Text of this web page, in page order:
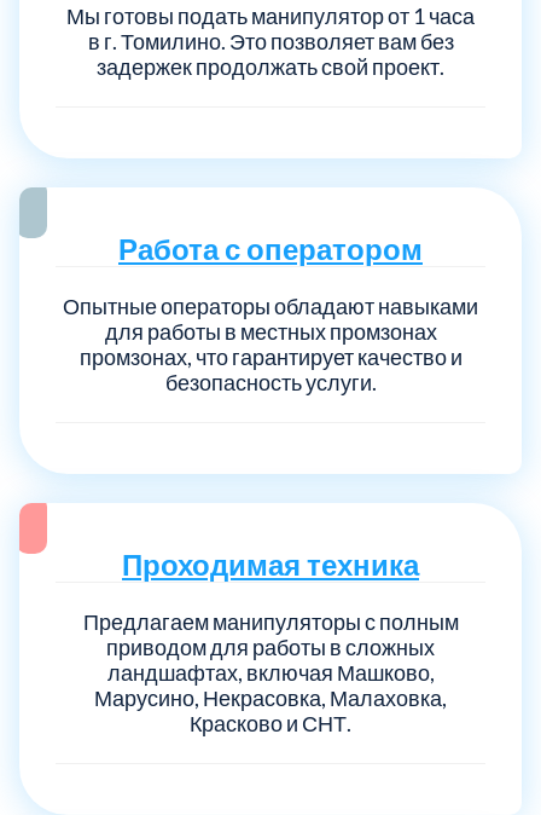
Мы готовы подать манипулятор от 1 часа
в г. Томилино. Это позволяет вам без
задержек продолжать свой проект.
Работа с оператором
Опытные операторы обладают навыками
для работы в местных промзонах
промзонах, что гарантирует качество и
безопасность услуги.
Проходимая техника
Предлагаем манипуляторы с полным
приводом для работы в сложных
ландшафтах, включая Машково,
Марусино, Некрасовка, Малаховка,
Красково и СНТ.